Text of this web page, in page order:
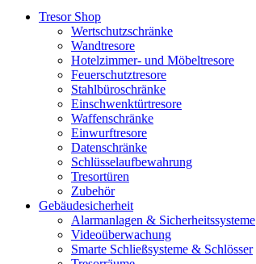
Tresor Shop
Wertschutzschränke
Wandtresore
Hotelzimmer- und Möbeltresore
Feuerschutztresore
Stahlbüroschränke
Einschwenktürtresore
Waffenschränke
Einwurftresore
Datenschränke
Schlüsselaufbewahrung
Tresortüren
Zubehör
Gebäudesicherheit
Alarmanlagen & Sicherheitssysteme
Videoüberwachung
Smarte Schließsysteme & Schlösser